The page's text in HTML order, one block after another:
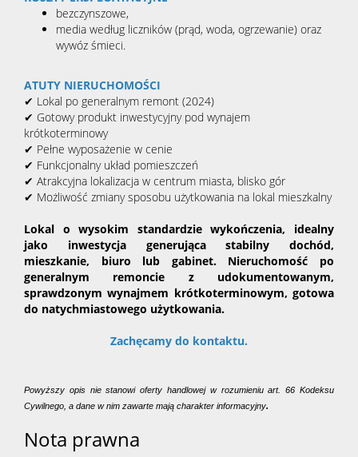
bezczynszowe,
media według liczników (prąd, woda, ogrzewanie) oraz
wywóz śmieci.
ATUTY NIERUCHOMOŚCI
✔ Lokal po generalnym remont (2024)
✔ Gotowy produkt inwestycyjny pod wynajem
krótkoterminowy
✔ Pełne wyposażenie w cenie
✔ Funkcjonalny układ pomieszczeń
✔ Atrakcyjna lokalizacja w centrum miasta, blisko gór
✔ Możliwość zmiany sposobu użytkowania na lokal mieszkalny
Lokal o wysokim standardzie wykończenia, idealny
jako inwestycja generująca stabilny dochód,
mieszkanie, biuro lub gabinet. Nieruchomość po
generalnym remoncie z udokumentowanym,
sprawdzonym wynajmem krótkoterminowym, gotowa
do natychmiastowego użytkowania.
Zachęcamy do kontaktu.
Powyższy opis nie stanowi oferty handlowej w rozumieniu art. 66 Kodeksu
Cywilnego, a dane w nim zawarte mają charakter informacyjny.
Nota prawna